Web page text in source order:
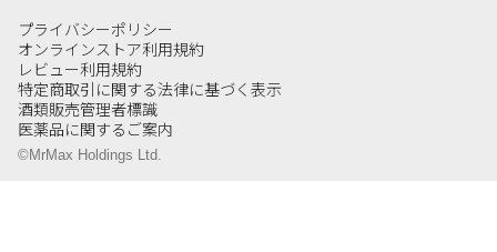
プライバシーポリシー
オンラインストア利用規約
レビュー利用規約
特定商取引に関する法律に基づく表示
酒類販売管理者標識
医薬品に関するご案内
©MrMax Holdings Ltd.